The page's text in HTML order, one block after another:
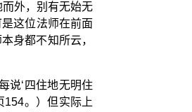
外，别有无始无
这位法师在前面
身都不知所云，
说‘四住地无明住
154。）但实际上